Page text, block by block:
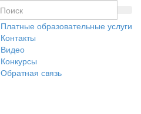
Платные образовательные услуги
Контакты
Видео
Конкурсы
Обратная связь